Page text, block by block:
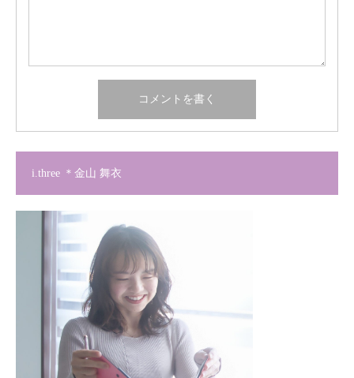
i.three ＊金山 舞衣